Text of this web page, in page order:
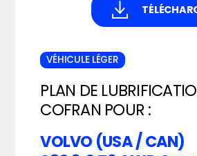
VÉHICULE LÉGER
PLAN DE
COFRAN POUR :
VOLVO (USA / CAN)